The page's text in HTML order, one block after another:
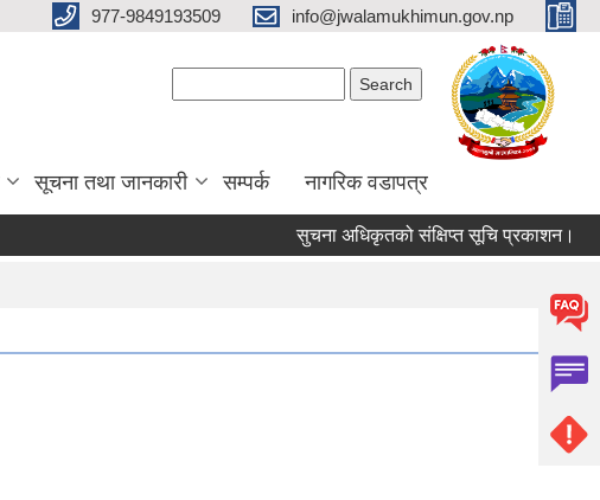
977-9849193509 info@jwalamukhimun.gov.np
सूचना तथा जानकारी सम्पर्क नागरिक वडापत्र
सुचना अधिकृतको संक्षिप्त सूचि प्रकाशन।